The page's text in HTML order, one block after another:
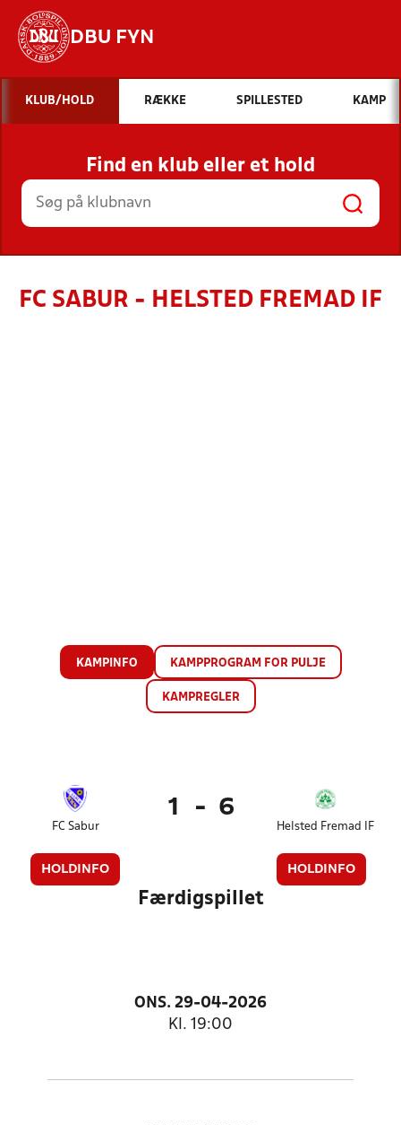
DBU FYN
Hvad vil du søge efter?
INDHOLD OG NYHEDER
STILLINGER, RESULTATER, KLUBBER OG
HOLD
KLUB/HOLD RÆKKE SPILLESTED KAMP
Find en klub eller et hold
FC SABUR - HELSTED FREMAD IF
KAMPINFO KAMPPROGRAM FOR PULJE
KAMPREGLER
FC Sabur
HOLDINFO
1 - 6
Helsted Fremad IF
HOLDINFO
Færdigspillet
ONS. 29-04-2026
Kl. 19:00